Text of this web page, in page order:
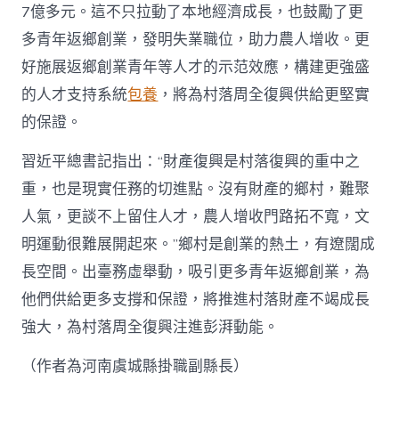
7億多元。這不只拉動了本地經濟成長，也鼓勵了更
多青年返鄉創業，發明失業職位，助力農人增收。更
好施展返鄉創業青年等人才的示范效應，構建更強盛
的人才支持系統包養 ，將為村落周全復興供給更堅實
的保證。
習近平總書記指出：“財產復興是村落復興的重中之
重，也是現實任務的切進點。沒有財產的鄉村，難聚
人氣，更談不上留住人才，農人增收門路拓不寬，文
明運動很難展開起來。”鄉村是創業的熱土，有遼闊成
長空間。出臺務虛舉動，吸引更多青年返鄉創業，為
他們供給更多支撐和保證，將推進村落財產不竭成長
強大，為村落周全復興注進彭湃動能。
（作者為河南虞城縣掛職副縣長）